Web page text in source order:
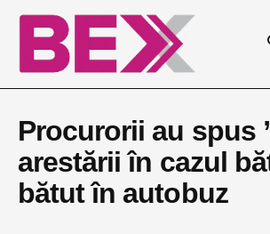
Procurorii au spus
arestării în cazul
bătut în autobuz